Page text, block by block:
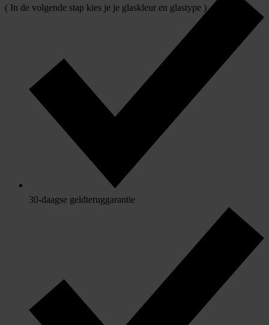
( In de volgende stap kies je je glaskleur en glastype )
30-daagse geldteruggarantie